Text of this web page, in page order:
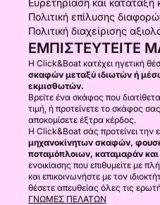
Ευρετηρίαση και
Πολιτική επίλυσης
Πολιτική διαχείρισης
ΕΜΠΙΣΤΕΥΤΕΊΤΕ
Η Click&Boat κατέχει ηγετική
σκαφών μεταξύ ιδιωτών ή
εκμισθωτών.
Βρείτε ένα σκάφος που
τιμή, ή προτείνετε το σκάφος
αποκομίσετε έξτρα κέρδος.
Η Click&Boat σάς προτείνει την
μηχανοκίνητων σκαφών,
ποταμόπλοιων, καταμαράν
ενοικίασης που επιθυμείτε με
και επικοινωνήστε με τον
θέσετε απευθείας όλες τις
ΓΝΏΜΕΣ ΠΕΛΑΤΏΝ